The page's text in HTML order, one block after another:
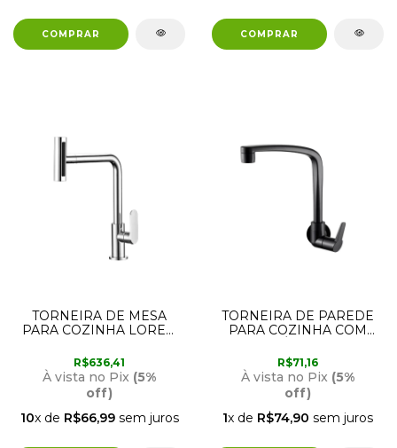
TORNEIRA DE MESA
PARA COZINHA LOREN
LORENZETTI
R$636,41
À vista no Pix (5%
off)
10x de R$66,99sem juros
TORNEIRA DE PAREDE
PARA COZINHA COM
FOSCA 1168 F71
LORENZETTI
R$71,16
À vista no Pix (5%
off)
1x de R$74,90 sem juros